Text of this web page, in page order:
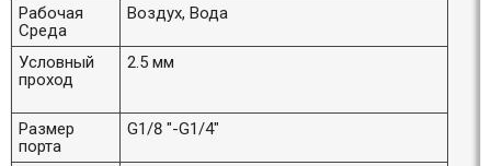
Рабочая
Среда
Воздух, Вода
Условный
проход
2.5 мм
Размер
порта
G1/8 "-G1/4"